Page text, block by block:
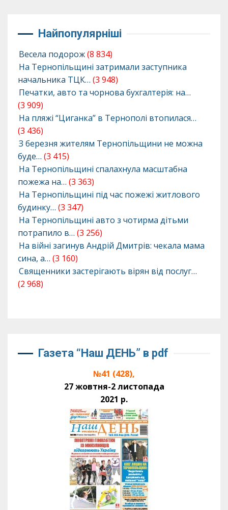
Найпопулярніші
Весела подорож(8 834)
На Тернопільщині затримали заступника
начальника ТЦК… (3 948)
Печатки, авто та чорнова бухгалтерія: на…
(3 909)
На пляжі “Циганка” в Тернополі втопилася…
(3 436)
З березня жителям Тернопільщини не можна
буде… (3 415)
На Тернопільщині спалахнула масштабна
пожежа на… (3 363)
На Тернопільщині під час пожежі житлового
будинку… (3 347)
На Тернопільщині авто з чотирма дітьми
потрапило в… (3 256)
На війні загинув Андрій Дмитрів: чекала мама
сина, а… (3 160)
Священники застерігають вірян від послуг…
(2 968)
Газета “Наш ДЕНЬ” в pdf
№41 (428),
27 жовтня-2 листопада
2021 р.